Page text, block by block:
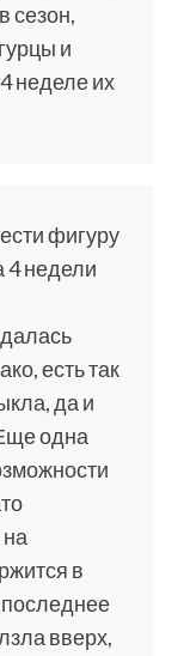
сезон,
и
неделе их
фигуру
4 недели
есть так
да и
одна
на
в
вверх,